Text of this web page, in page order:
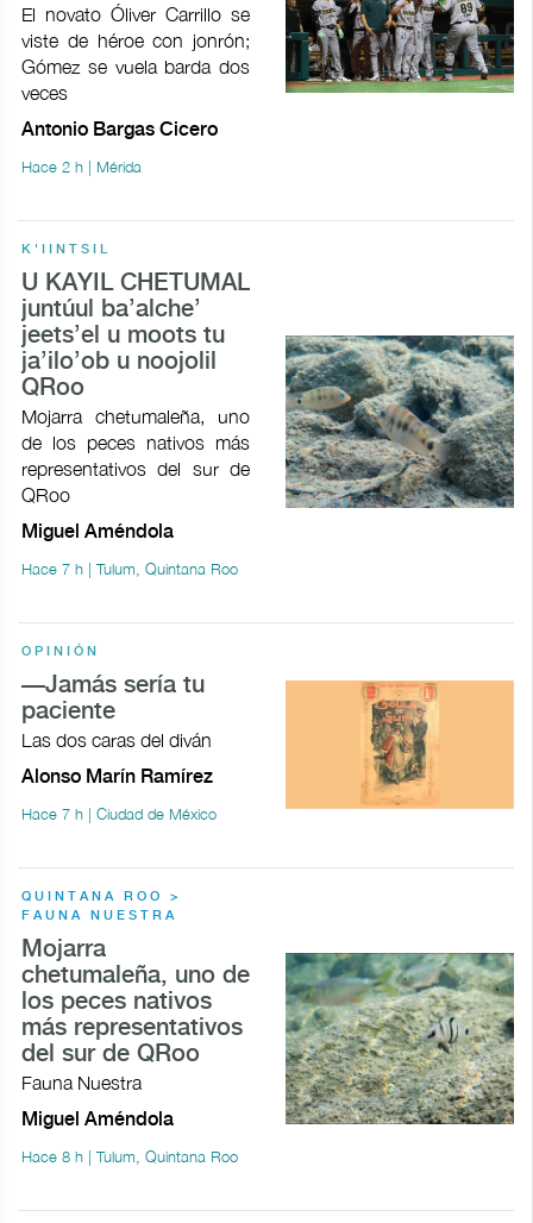
El novato Óliver Carrillo se
viste de héroe con jonrón;
Gómez se vuela barda dos
veces
Antonio Bargas Cicero
Hace 2 h | Mérida
K'IINTSIL
U KAYIL CHETUMAL
juntúul ba’alche’
jeets’el u moots tu
ja’ilo’ob u noojolil
QRoo
Mojarra chetumaleña, uno
de los peces nativos más
representativos del sur de
QRoo
Miguel Améndola
Hace 7 h | Tulum, Quintana Roo
OPINIÓN
—Jamás sería tu
paciente
Las dos caras del diván
Alonso Marín Ramírez
Hace 7 h | Ciudad de México
QUINTANA ROO >
FAUNA NUESTRA
Mojarra
chetumaleña, uno de
los peces nativos
más representativos
del sur de QRoo
Fauna Nuestra
Miguel Améndola
Hace 8 h | Tulum, Quintana Roo